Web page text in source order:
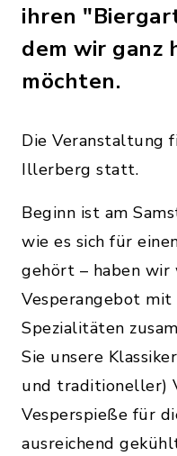
ihren
dem wir ganz
möchten.
Die Veranstaltung
Illerberg statt.
Beginn ist am
wie es sich für
gehört – haben wir
Vesperangebot mit
Spezialitäten
Sie unsere
und traditioneller)
Vesperspieße für
ausreichend